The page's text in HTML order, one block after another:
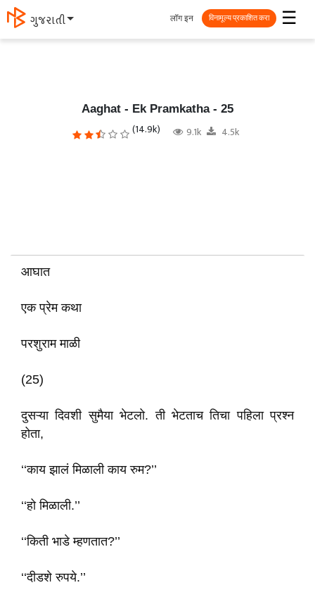
ગુજરાતી ☰
लॉग इन विनामूल्य प्रकाशित करा
Aaghat - Ek Pramkatha - 25
(14.9k) 9.1k 4.5k
आघात
एक प्रेम कथा
परशुराम माळी
(25)
दुसऱ्या दिवशी सुमैया भेटलो. ती भेटताच तिचा पहिला प्रश्न
होता,
‘‘काय झालं मिळाली काय रुम?’’
‘‘हो मिळाली.’’
‘‘किती भाडे म्हणतात?’’
‘‘दीडशे रुपये.’’